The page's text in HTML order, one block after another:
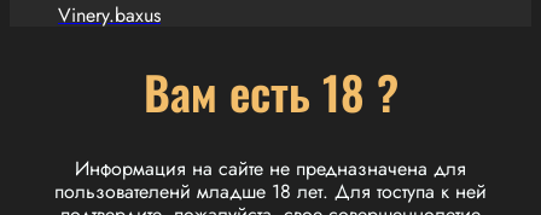
Vinery.baxus
Вам есть 18 ?
Информация на сайте не предназначена для
пользователенй младше 18 лет. Для тоступа к ней